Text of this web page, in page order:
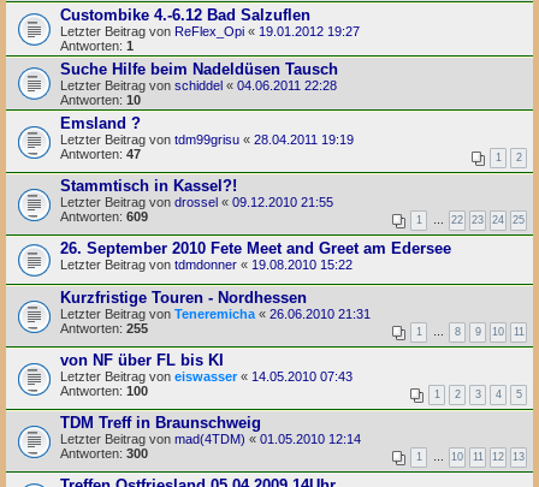
Custombike 4.-6.12 Bad Salzuflen
Letzter Beitrag von ReFlex_Opi « 19.01.2012 19:27
Antworten: 1
Suche Hilfe beim Nadeldüsen Tausch
Letzter Beitrag von schiddel « 04.06.2011 22:28
Antworten: 10
Emsland ?
Letzter Beitrag von tdm99grisu « 28.04.2011 19:19
Antworten: 47 1 2
Stammtisch in Kassel?!
Letzter Beitrag von drossel « 09.12.2010 21:55
Antworten: 609 1 22 23 24 25
26. September 2010 Fete Meet and Greet am Edersee
Letzter Beitrag von tdmdonner « 19.08.2010 15:22
Kurzfristige Touren - Nordhessen
Letzter Beitrag von Teneremicha « 26.06.2010 21:31
Antworten: 255 1 8 9 10 11
von NF über FL bis KI
Letzter Beitrag von eiswasser« 14.05.2010 07:43
Antworten: 100 1 2 3 4 5
TDM Treff in Braunschweig
Letzter Beitrag von mad(4TDM) « 01.05.2010 12:14
Antworten: 300 1 10 11 12 13